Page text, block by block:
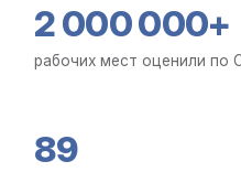
2 000 000+
рабочих мест оценили по
89